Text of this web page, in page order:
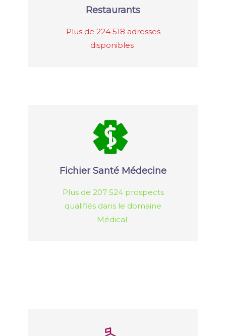
Restaurants
Plus de 224 518 adresses
disponibles
Fichier Santé Médecine
Plus de 207 524 prospects
qualifiés dans le domaine
Médical